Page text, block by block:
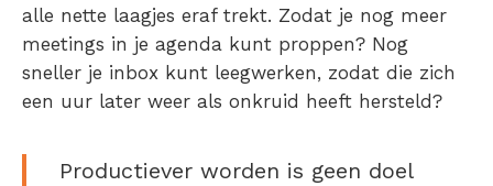
alle nette laagjes eraf trekt. Zodat je nog meer
meetings in je agenda kunt proppen? Nog
sneller je inbox kunt leegwerken, zodat die zich
een uur later weer als onkruid heeft hersteld?
Productiever worden is geen doel